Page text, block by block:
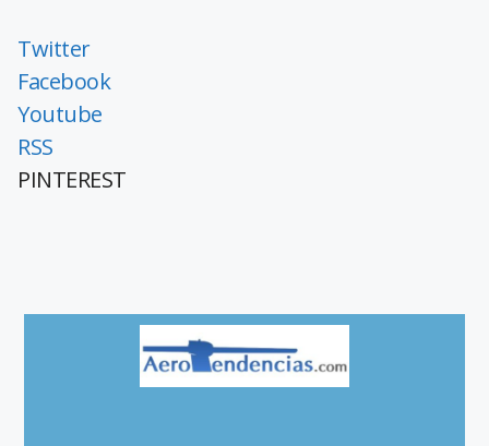
Twitter
Facebook
Youtube
RSS
PINTEREST